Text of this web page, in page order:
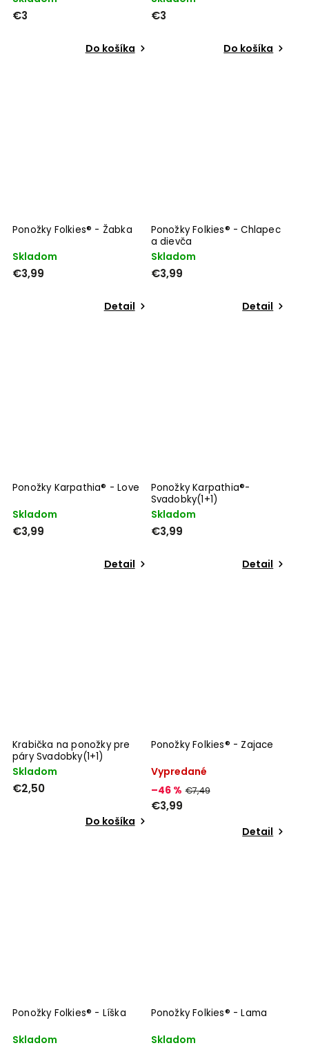
€3
Do košíka
€3
Do košíka
Ponožky Folkies® - Žabka
Skladom
€3,99
Detail
Ponožky Folkies® - Chlapec
a dievča
Skladom
€3,99
Detail
Ponožky Karpathia® - Love
Skladom
€3,99
Detail
Ponožky Karpathia®-
Svadobky(1+1)
Skladom
€3,99
Detail
Krabička na ponožky pre
páry Svadobky(1+1)
Skladom
€2,50
Do košíka
Ponožky Folkies® - Zajace
Vypredané
–46 % €7,49
€3,99
Detail
Ponožky Folkies® - Líška
Skladom
Ponožky Folkies® - Lama
Skladom